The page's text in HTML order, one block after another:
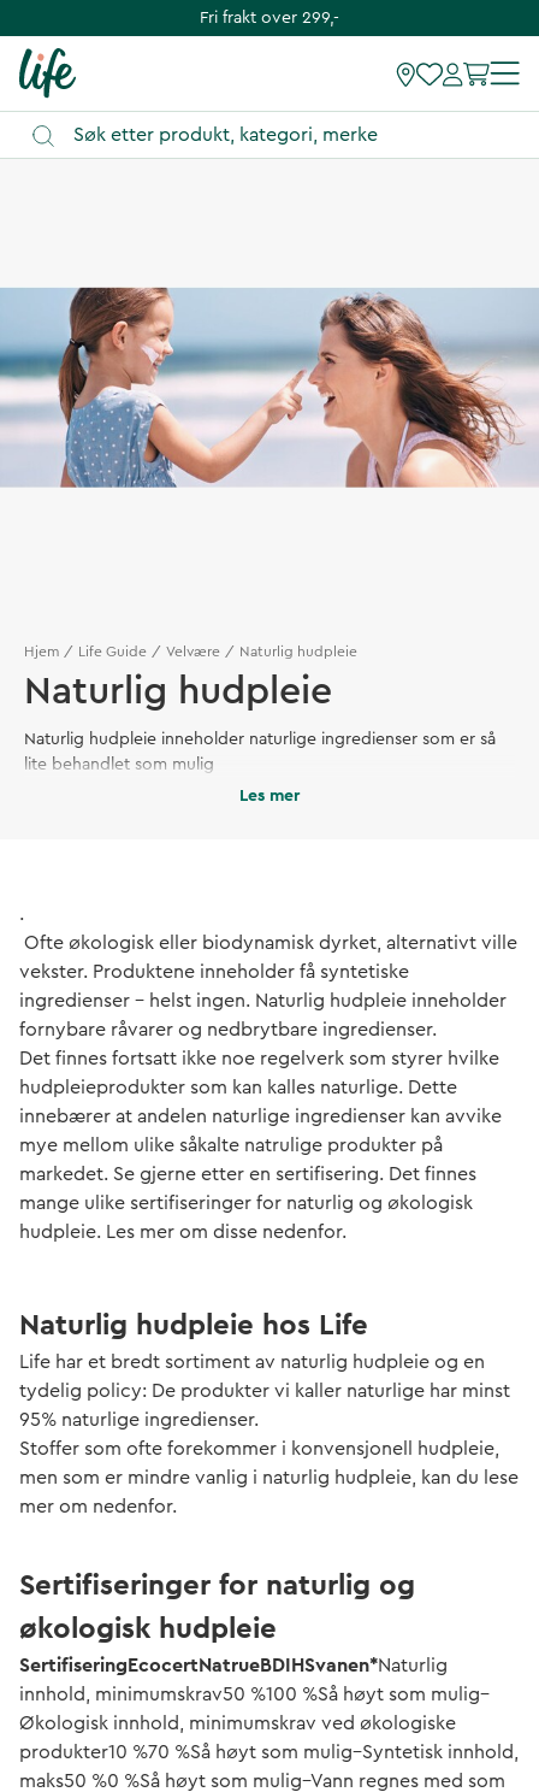
Fri frakt over 299,-
Hjem Life Guide Velvære Naturlig hudpleie
Naturlig hudpleie
Naturlig hudpleie inneholder naturlige ingredienser som er så
lite behandlet som mulig
Les mer
.
Ofte økologisk eller biodynamisk dyrket, alternativt ville
vekster. Produktene inneholder få syntetiske
ingredienser – helst ingen. Naturlig hudpleie inneholder
fornybare råvarer og nedbrytbare ingredienser.
Det finnes fortsatt ikke noe regelverk som styrer hvilke
hudpleieprodukter som kan kalles naturlige. Dette
innebærer at andelen naturlige ingredienser kan avvike
mye mellom ulike såkalte natrulige produkter på
markedet. Se gjerne etter en sertifisering. Det finnes
mange ulike sertifiseringer for naturlig og økologisk
hudpleie. Les mer om disse nedenfor.
Naturlig hudpleie hos Life
Life har et bredt sortiment av naturlig hudpleie og en
tydelig policy: De produkter vi kaller naturlige har minst
95% naturlige ingredienser.
Stoffer som ofte forekommer i konvensjonell hudpleie,
men som er mindre vanlig i naturlig hudpleie, kan du lese
mer om nedenfor.
Sertifiseringer for naturlig og
økologisk hudpleie
SertifiseringEcocertNatrueBDIHSvanen*Naturlig
innhold, minimumskrav50 %100 %Så høyt som mulig–
Økologisk innhold, minimumskrav ved økologiske
produkter10 %70 %Så høyt som mulig–Syntetisk innhold,
maks50 %0 %Så høyt som mulig–Vann regnes med som